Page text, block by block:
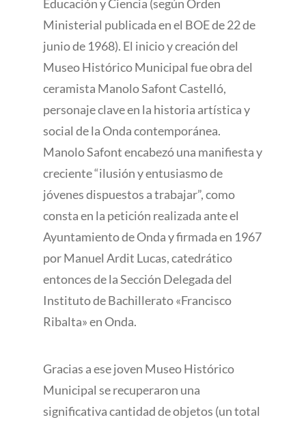
Educación y Ciencia (según Orden
Ministerial publicada en el BOE de 22 de
junio de 1968). El inicio y creación del
Museo Histórico Municipal fue obra del
ceramista Manolo Safont Castelló,
personaje clave en la historia artística y
social de la Onda contemporánea.
Manolo Safont encabezó una manifiesta y
creciente “ilusión y entusiasmo de
jóvenes dispuestos a trabajar”, como
consta en la petición realizada ante el
Ayuntamiento de Onda y firmada en 1967
por Manuel Ardit Lucas, catedrático
entonces de la Sección Delegada del
Instituto de Bachillerato «Francisco
Ribalta» en Onda.
Gracias a ese joven Museo Histórico
Municipal se recuperaron una
significativa cantidad de objetos (un total